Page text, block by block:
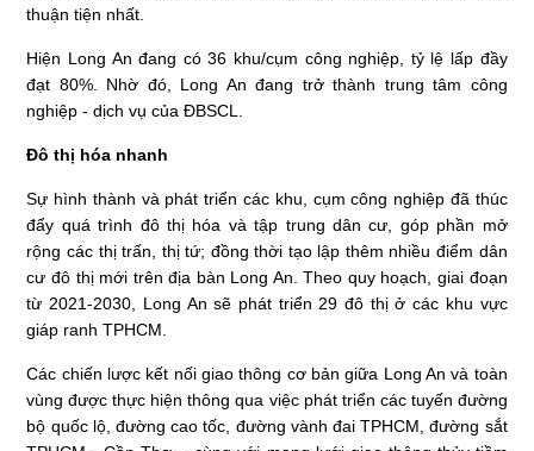
thuận tiện nhất.
Hiện Long An đang có 36 khu/cụm công nghiệp, tỷ lệ lấp đầy
đạt 80%. Nhờ đó, Long An đang trở thành trung tâm công
nghiệp - dịch vụ của ĐBSCL.
Đô thị hóa nhanh
Sự hình thành và phát triển các khu, cụm công nghiệp đã thúc
đẩy quá trình đô thị hóa và tập trung dân cư, góp phần mở
rộng các thị trấn, thị tứ; đồng thời tạo lập thêm nhiều điểm dân
cư đô thị mới trên địa bàn Long An. Theo quy hoạch, giai đoạn
từ 2021-2030, Long An sẽ phát triển 29 đô thị ở các khu vực
giáp ranh TPHCM.
Các chiến lược kết nối giao thông cơ bản giữa Long An và toàn
vùng được thực hiện thông qua việc phát triển các tuyến đường
bộ quốc lộ, đường cao tốc, đường vành đai TPHCM, đường sắt